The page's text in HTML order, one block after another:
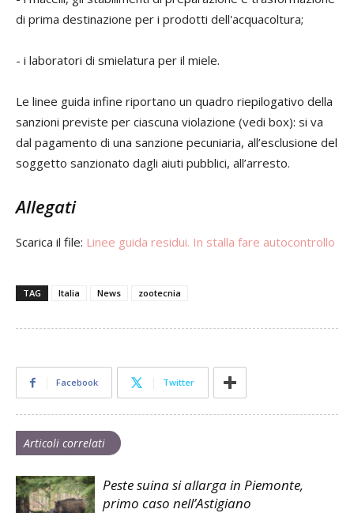
di prima destinazione per i prodotti dell'acquacoltura;
- i laboratori di smielatura per il miele.
Le linee guida infine riportano un quadro riepilogativo della
sanzioni previste per ciascuna violazione (vedi box): si va
dal pagamento di una sanzione pecuniaria, all’esclusione del
soggetto sanzionato dagli aiuti pubblici, all’arresto.
Allegati
Scarica il file: Linee guida residui. In stalla fare autocontrollo
TAG Italia News zootecnia
Facebook Twitter
Articoli correlati
Peste suina si allarga in Piemonte,
primo caso nell’Astigiano